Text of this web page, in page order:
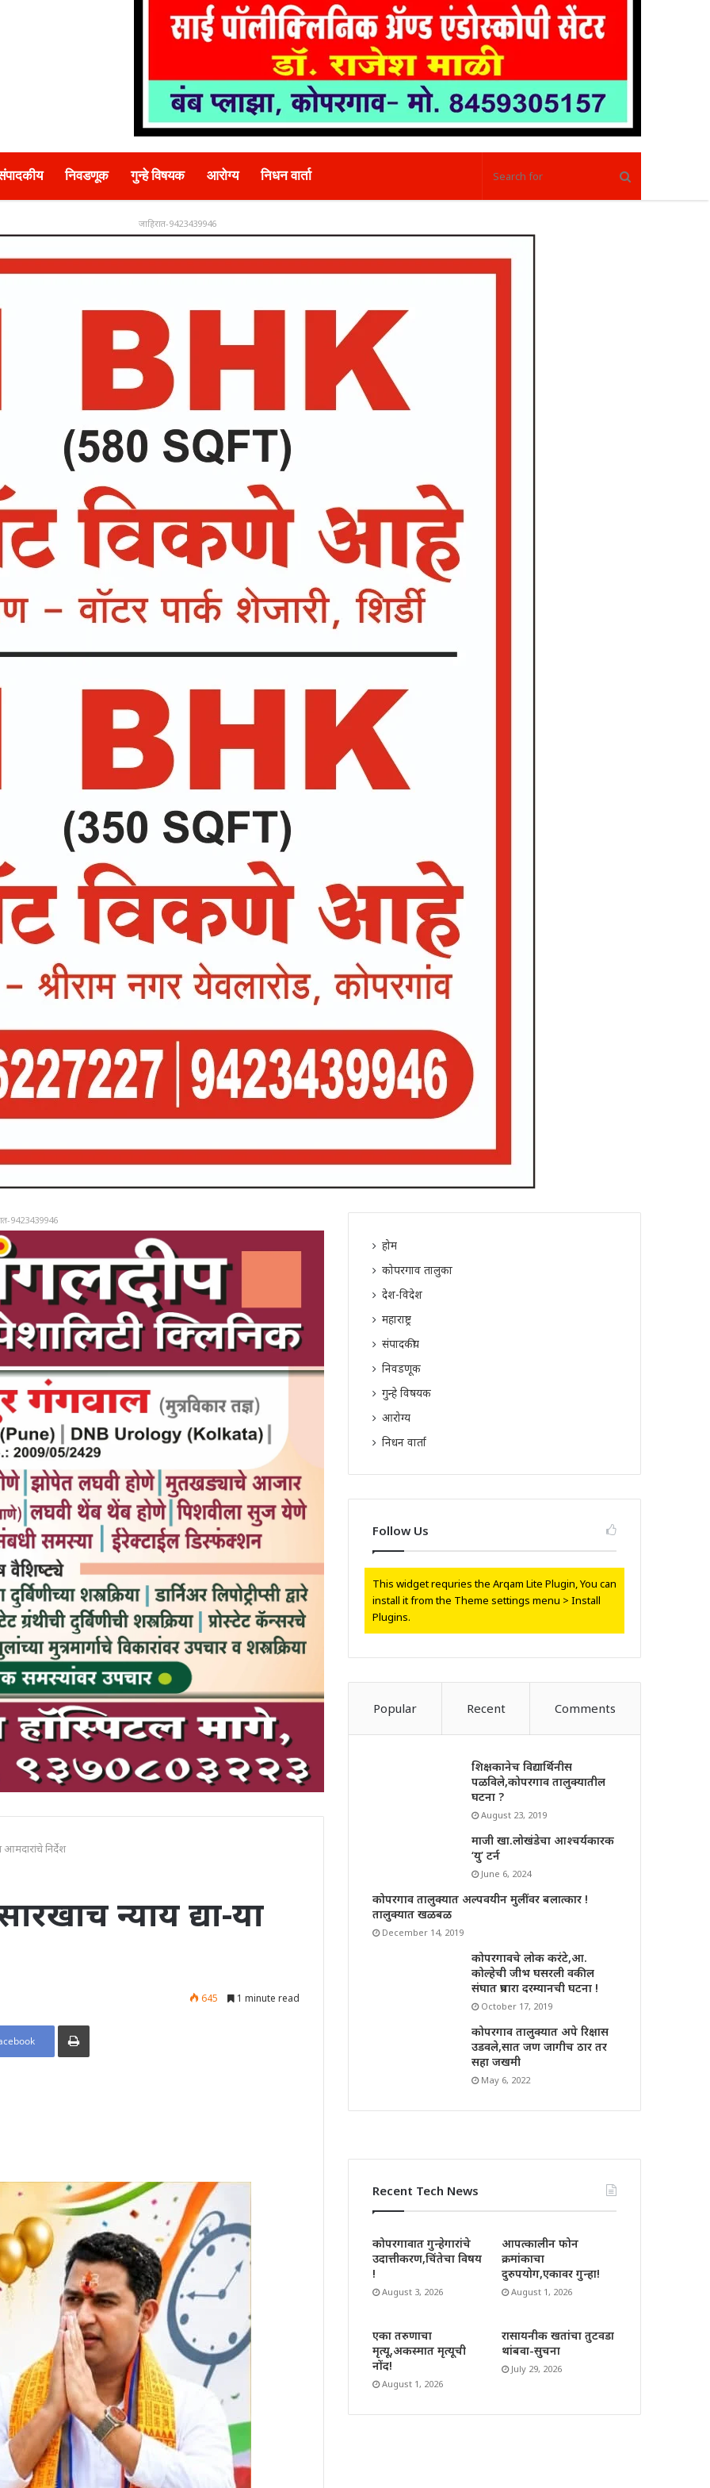
निवडणूक गुन्हे विषयक आरोग्य निधन वार्ता
जाहिरात-9423439946
9423439946
आमदारांचे निर्देश
न्याय द्या-या
645 1 minute read
Print
होम
कोपरगाव तालुका
देश-विदेश
महाराष्ट्र
संपादकीय
निवडणूक
गुन्हे विषयक
आरोग्य
निधन वार्ता
Follow Us
This widget requries the Arqam Lite Plugin, You can
install it from the Theme settings menu > Install
Plugins.
Popular Recent Comments
शिक्षकानेच विद्यार्थिनीस
पळविले,कोपरगाव तालुक्यातील
घटना ?
August 23, 2019
माजी खा.लोखंडेचा आश्चर्यकारक
‘यु’ टर्न
June 6, 2024
कोपरगाव तालुक्यात अल्पवयीन मुलींवर बलात्कार !
तालुक्यात खळबळ
December 14, 2019
कोपरगावचे लोक करंटे,आ.
कोल्हेची जीभ घसरली वकील
संघात प्रचारा दरम्यानची घटना !
October 17, 2019
कोपरगाव तालुक्यात अपे रिक्षास
उडवले,सात जण जागीच ठार तर
सहा जखमी
May 6, 2022
Recent Tech News
कोपरगावात गुन्हेगारांचे
उदात्तीकरण,चिंतेचा विषय
!
August 3, 2026
आपत्कालीन फोन
क्रमांकाचा
दुरुपयोग,एकावर गुन्हा!
August 1, 2026
एका तरुणाचा
मृत्यू,अकस्मात मृत्यूची
नोंद!
August 1, 2026
रासायनीक खतांचा तुटवडा
थांबवा-सुचना
July 29, 2026